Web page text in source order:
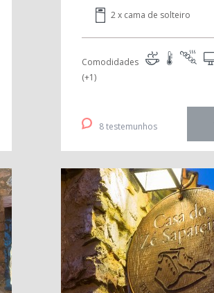
2 x cama de solteiro
Comodidades
(+1)
8 testemunhos